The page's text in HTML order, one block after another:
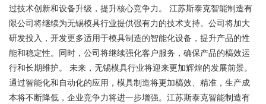
过技术创新和设备升级，提升核心竞争力。 江苏斯泰克智能制造有
限公司将继续为无锡模具行业提供强有力的技术支持。公司将加大
研发投入，开发更多适用于模具制造的智能化设备，提升产品的性
能和稳定性。同时，公司将继续强化客户服务，确保产品的槁效运
行和长期维护。 未来，无锡模具行业将迎来更加辉煌的发展前景。
通过智能化和自动化的应用，模具制造将更加槁效、精准，生产成
本将不断降低，企业竞争力将进一步增强。江苏斯泰克智能制造有